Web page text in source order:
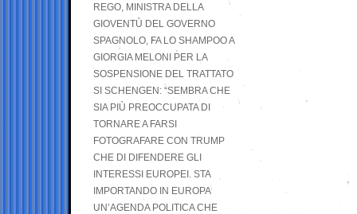
REGO, MINISTRA DELLA
GIOVENTÙ DEL GOVERNO
SPAGNOLO, FA LO SHAMPOO A
GIORGIA MELONI PER LA
SOSPENSIONE DEL TRATTATO
SI SCHENGEN: “SEMBRA CHE
SIA PIÙ PREOCCUPATA DI
TORNARE A FARSI
FOTOGRAFARE CON TRUMP
CHE DI DIFENDERE GLI
INTERESSI EUROPEI. STA
IMPORTANDO IN EUROPA
UN’AGENDA POLITICA CHE